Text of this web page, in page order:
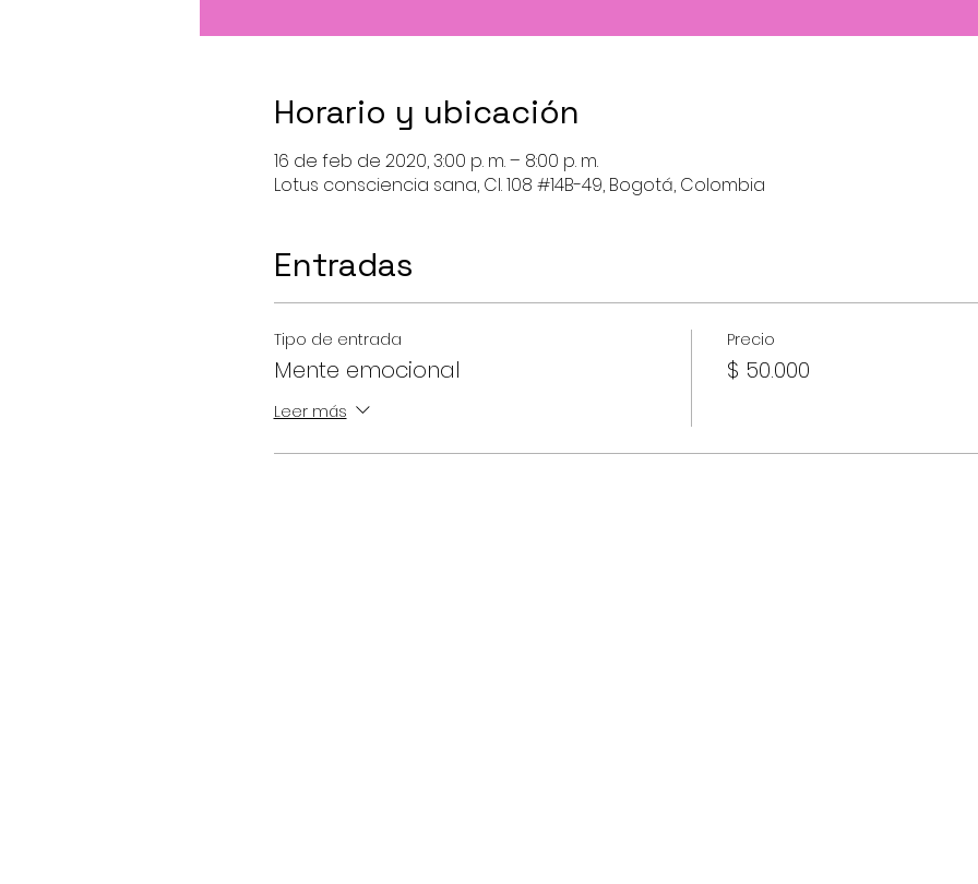
Horario y ubicación
16 de feb de 2020, 3:00 p. m. – 8:00 p. m.
Lotus consciencia sana, Cl. 108 #14B-49, Bogotá, Colombia
Entradas
Tipo de entrada
Mente emocional
Leer más
Precio
$ 50.000